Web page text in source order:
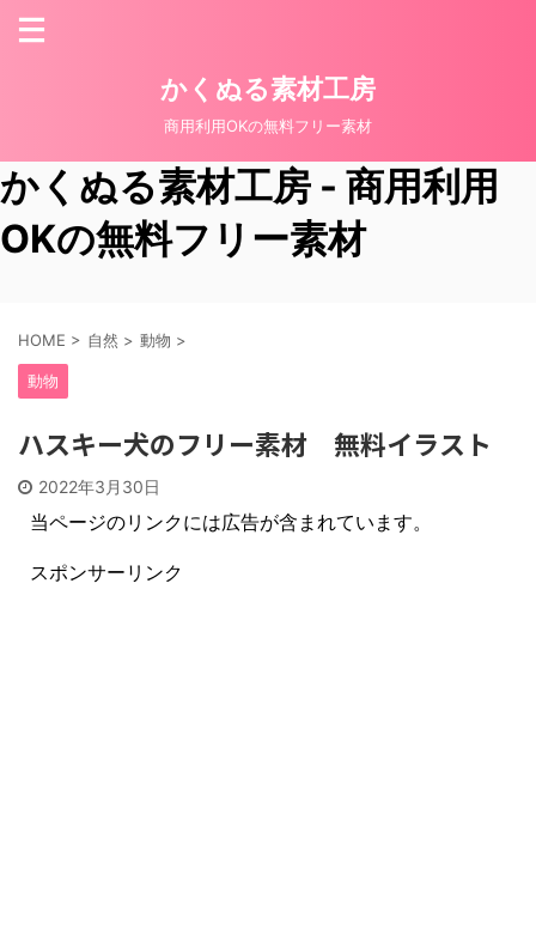
かくぬる素材工房
商用利用OKの無料フリー素材
かくぬる素材工房 - 商用利用
OKの無料フリー素材
HOME > 自然 > 動物 >
動物
ハスキー犬のフリー素材 無料イラスト
2022年3月30日
当ページのリンクには広告が含まれています。
スポンサーリンク